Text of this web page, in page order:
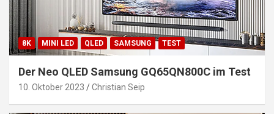
8K MINI LED QLED SAMSUNG TEST
Der Neo QLED Samsung GQ65QN800C im Test
10. Oktober 2023 Christian Seip